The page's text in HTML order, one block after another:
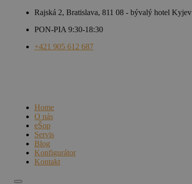
Rajská 2, Bratislava, 811 08 - bývalý hotel Kyjev
PON-PIA 9:30-18:30
+421 905 612 687
Home
O nás
eŠop
Servis
Blog
Konfigurátor
Kontakt